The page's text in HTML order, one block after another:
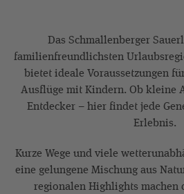
Das Schmallenberger
familienfreundlichsten
bietet ideale Voraussetzungen
Ausflüge mit Kindern. Ob kleine
Entdecker – hier findet jede
Erlebnis.
Kurze Wege und viele
eine gelungene Mischung aus
regionalen Highlights machen